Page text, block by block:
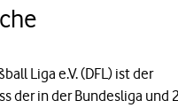
Liga e.V. (DFL) ist der
der in der Bundesliga und